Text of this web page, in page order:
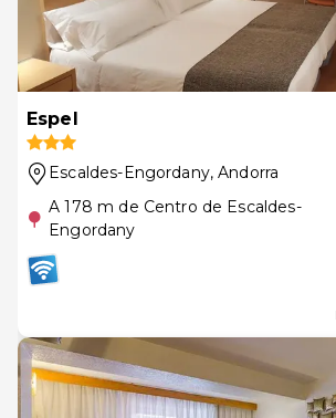
Espel
Escaldes-Engordany, Andorra
A 178 m de Centro de Escaldes-
Engordany